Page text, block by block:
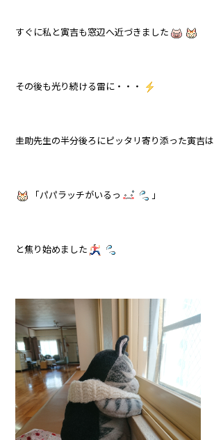
すぐに私と寅吉も窓辺へ近づきました
その後も光り続ける雷に・・・
圭助先生の半分後ろにピッタリ寄り添った寅吉は
「パパラッチがいるっ 」
と焦り始めました